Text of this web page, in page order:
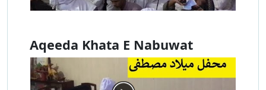
Aqeeda Khata E Nabuwat